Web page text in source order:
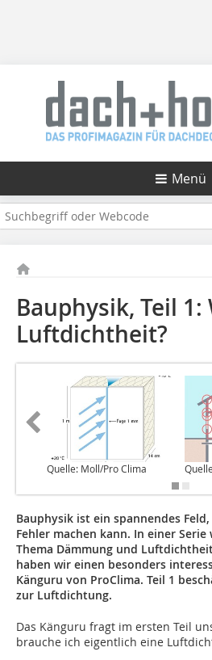
Menü
Bauphysik, Teil 1:
Luftdichtheit?
Quelle: Moll/Pro Clima
Bauphysik ist ein spannendes
Fehler machen kann. In einer
Thema Dämmung und
haben wir einen besonders
Känguru von ProClima. Teil 1
zur Luftdichtung.
Das Känguru fragt im ersten Teil
brauche ich eigentlich eine